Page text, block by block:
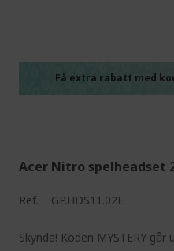
Få extra rabatt med
Acer Nitro spelheadset
Ref. GP.HDS11.02E
Skynda! Koden MYSTERY går